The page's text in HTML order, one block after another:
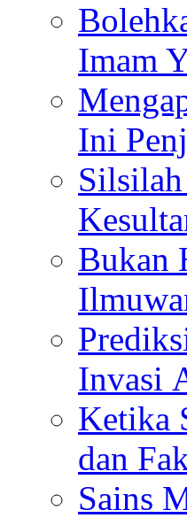
Imam
Ini
Bukan
Invasi
Ketika
dan
Sains